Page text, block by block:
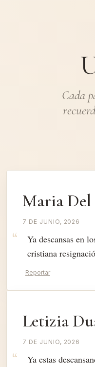
Cada
Maria Del
7 DE JUNIO, 2026
Ya descansas en
cristiana
Reportar
Letizia
7 DE JUNIO, 2026
Ya estas